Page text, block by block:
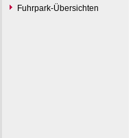
Fuhrpark-Übersichten